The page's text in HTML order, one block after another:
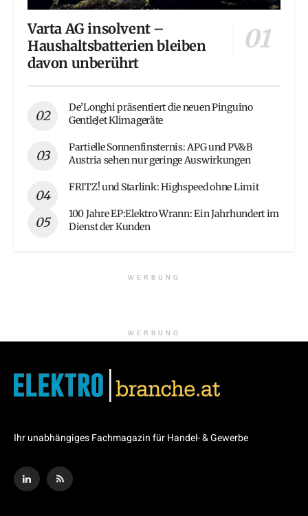
Varta AG insolvent –
Haushaltsbatterien bleiben
davon unberührt
De’Longhi präsentiert die neuen Pinguino
GentleJet Klimageräte
Partielle Sonnenfinsternis: APG und PV&B
Austria sehen nur geringe Auswirkungen
FRITZ! und Starlink: Highspeed ohne Limit
100 Jahre EP:Elektro Wrann: Ein Jahrhundert im
Dienst der Kunden
WERBUNG
WERBUNG
Ihr unabhängiges Fachmagazin für Handel- & Gewerbe